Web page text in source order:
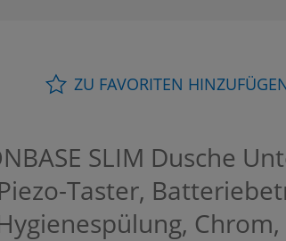
ZU FAVORITEN
SLIM Dusche
Taster,
Chrom,